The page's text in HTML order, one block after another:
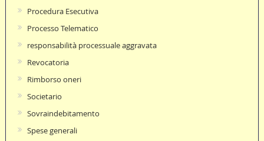
Procedura Esecutiva
Processo Telematico
responsabilità processuale aggravata
Revocatoria
Rimborso oneri
Societario
Sovraindebitamento
Spese generali